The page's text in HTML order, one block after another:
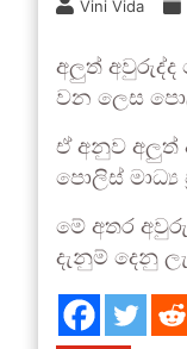
Vini Vida
අලුත්
වන ලෙස
ඒ අනුව අලුත්
පොලිස් මාධ්‍ය
මේ අතර
දැනුම් දෙනු